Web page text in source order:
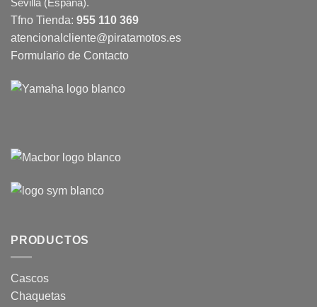
Sevilla (España).
Tfno Tienda: 955 110 369
atencionalcliente@piratamotos.es
Formulario de Contacto
PRODUCTOS
Cascos
Chaquetas